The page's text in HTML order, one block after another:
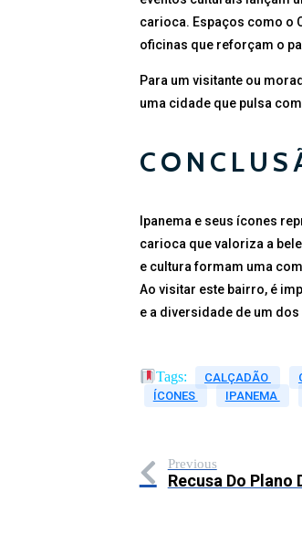
carioca. Espaços como o
oficinas que reforçam o
Para um visitante ou
uma cidade que pulsa
Ipanema e seus ícones
carioca que valoriza a
e cultura formam uma
Ao visitar este bairro, é
e a diversidade de um
Tags: CALÇADÃO
ÍCONES
IPANEMA
Previous
Recusa Do Plano